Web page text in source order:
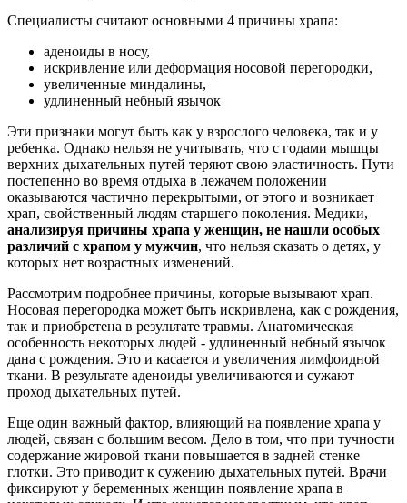
Специалисты считают основными 4 причины храпа:
аденоиды в носу,
искривление или деформация носовой перегородки,
увеличенные миндалины,
удлиненный небный язычок
Эти признаки могут быть как у взрослого человека, так и у
ребенка. Однако нельзя не учитывать, что с годами мышцы
верхних дыхательных путей теряют свою эластичность. Пути
постепенно во время отдыха в лежачем положении
оказываются частично перекрытыми, от этого и возникает
храп, свойственный людям старшего поколения. Медики,
анализируя причины храпа у женщин, не нашли особых
различий с храпом у мужчин, что нельзя сказать о детях, у
которых нет возрастных изменений.
Рассмотрим подробнее причины, которые вызывают храп.
Носовая перегородка может быть искривлена, как с рождения,
так и приобретена в результате травмы. Анатомическая
особенность некоторых людей - удлиненный небный язычок
дана с рождения. Это и касается и увеличения лимфоидной
ткани. В результате аденоиды увеличиваются и сужают
проход дыхательных путей.
Еще один важный фактор, влияющий на появление храпа у
людей, связан с большим весом. Дело в том, что при тучности
содержание жировой ткани повышается в задней стенке
глотки. Это приводит к сужению дыхательных путей. Врачи
фиксируют у беременных женщин появление храпа в